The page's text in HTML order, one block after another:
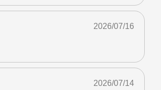
2026/07/16
2026/07/14